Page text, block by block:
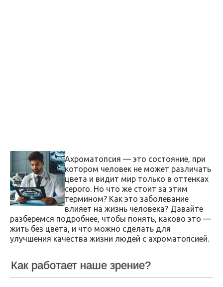
Ахроматопсия — это состояние, при
котором человек не может различать
цвета и видит мир только в оттенках
серого. Но что же стоит за этим
термином? Как это заболевание
влияет на жизнь человека? Давайте
разберемся подробнее, чтобы понять, каково это —
жить без цвета, и что можно сделать для
улучшения качества жизни людей с ахроматопсией.
Как работает наше зрение?